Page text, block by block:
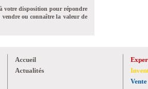
votre disposition pour répondre
vendre ou connaître la valeur de
Accueil
Actualités
Vente